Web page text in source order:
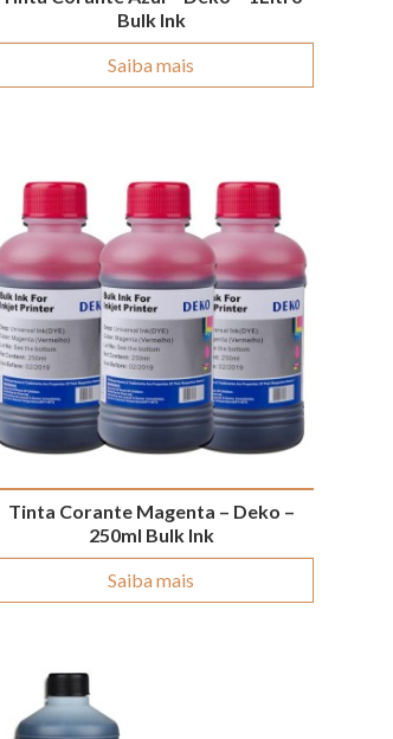
Bulk Ink
Saiba mais
Tinta Corante Magenta – Deko –
250ml Bulk Ink
Saiba mais